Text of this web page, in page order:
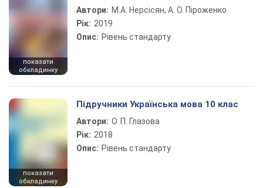
показати
обкладинку
Автори: М.А. Нерсісян, А. О. Піроженко
Рік: 2019
Опис: Рівень стандарту
показати
обкладинку
Підручники Українська мова 10 клас
Автори: О. П. Глазова
Рік: 2018
Опис: Рівень стандарту